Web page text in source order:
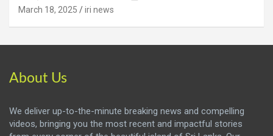
March 18, 2025 iri news
About Us
We deliver up-to-the-minute breaking news and compelling
videos, bringing you the most recent and impactful stories